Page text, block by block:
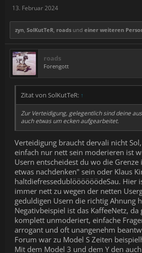
13. Februar 2024
zyn SolKutTeR roads und einer weiteren
roads
Forengott
Zitat von SolKutTeR: ↑
Zur Verteidigung, gelegentlich sind deine
auch etwas um ecken aufgearbeitet.
Verteidigung braucht dervali nicht
einfach nur nett sein moderieren ist
Usern entscheidest du wo die Grenze
etwas nachdenken" sein oder Klaus
haltdiefressedublöööööödeSau. Hier
immer nett zu wegen der netten
geduldigen Usern die richtig Ahnung
Negativbeispiel ist das KaffeeNetz, da
komplett unmoderiert, einfache
arrogant und oft unangenehm
Forum war zu Model S Zeiten
Mit dem Model 3 und dem Y den